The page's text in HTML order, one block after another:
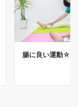
腸に良い運動☆